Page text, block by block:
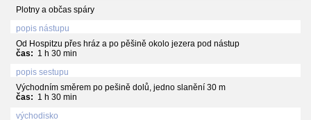
Plotny a občas spáry
popis nástupu
Od Hospitzu přes hráz a po pěšině okolo jezera pod nástup
čas: 1 h 30 min
popis sestupu
Východním směrem po pešině dolů, jedno slanění 30 m
čas: 1 h 30 min
východisko